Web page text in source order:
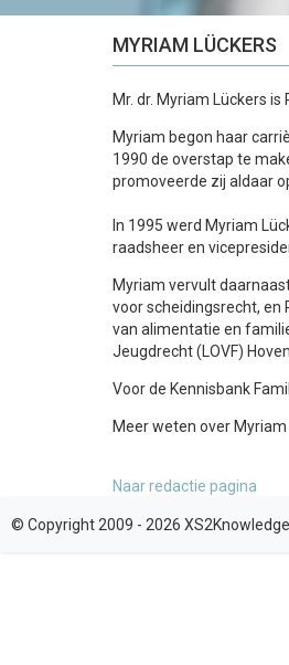
MYRIAM LÜCKERS
Mr. dr. Myriam Lückers
Myriam begon haar
1990 de overstap te
promoveerde zij aldaar
In 1995 werd Myriam
raadsheer en
Myriam vervult
voor scheidingsrecht, en
van alimentatie en
Jeugdrecht (LOVF) Hoven.
Voor de Kennisbank
Meer weten over
Naar redactie pagina
© Copyright 2009 - 2026 XS2Knowledge